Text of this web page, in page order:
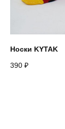
Носки KYTAK
390 ₽